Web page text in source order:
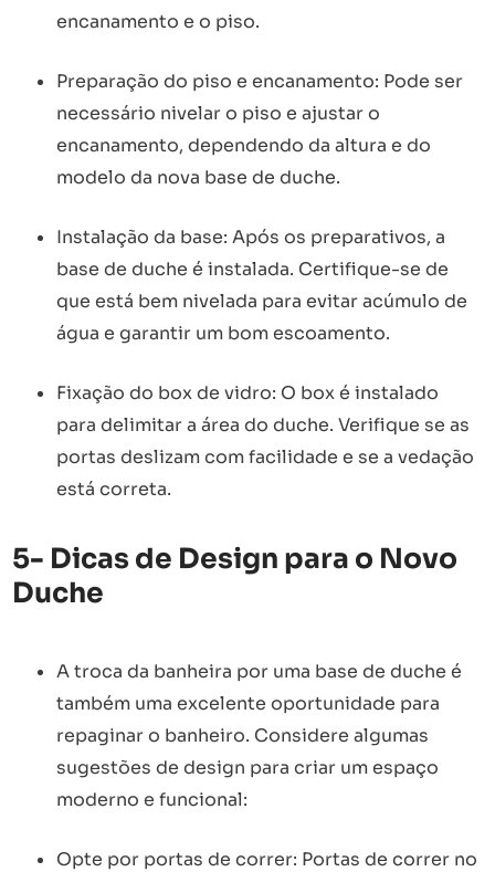
encanamento e o piso.
Preparação do piso e encanamento: Pode ser
necessário nivelar o piso e ajustar o
encanamento, dependendo da altura e do
modelo da nova base de duche.
Instalação da base: Após os preparativos, a
base de duche é instalada. Certifique-se de
que está bem nivelada para evitar acúmulo de
água e garantir um bom escoamento.
Fixação do box de vidro: O box é instalado
para delimitar a área do duche. Verifique se as
portas deslizam com facilidade e se a vedação
está correta.
5- Dicas de Design para o Novo
Duche
A troca da banheira por uma base de duche é
também uma excelente oportunidade para
repaginar o banheiro. Considere algumas
sugestões de design para criar um espaço
moderno e funcional:
Opte por portas de correr: Portas de correr no